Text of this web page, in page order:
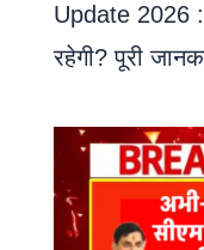
Update 2026 :
रहेगी? पूरी